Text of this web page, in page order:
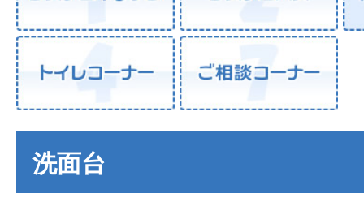
洗面台